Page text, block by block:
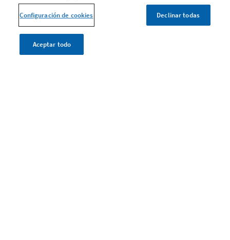
Configuración de cookies Declinar todas
Aceptar todo